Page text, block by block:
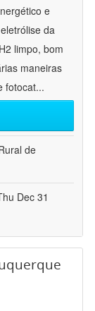
e
da
limpo, bom
maneiras
fotocat...
de
Dec 31